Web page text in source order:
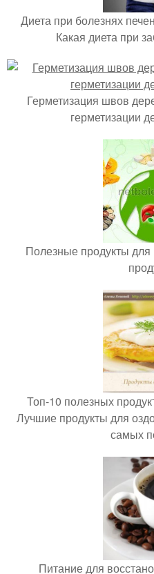
Диета при болезнях
Какая диета при
Герметизация швов
герметизации
Полезные продукты
Топ-10 полезных
Лучшие продукты для
самых
Питание для